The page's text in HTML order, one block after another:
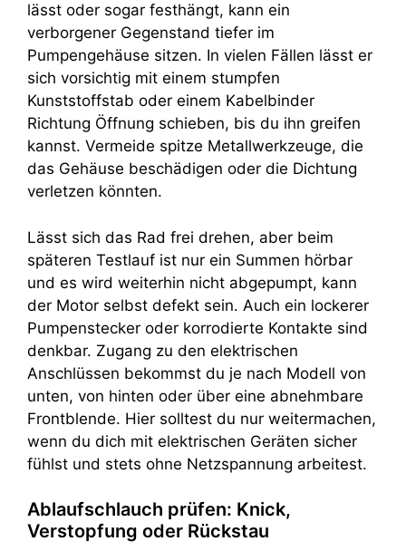
lässt oder sogar festhängt, kann ein
verborgener Gegenstand tiefer im
Pumpengehäuse sitzen. In vielen Fällen lässt er
sich vorsichtig mit einem stumpfen
Kunststoffstab oder einem Kabelbinder
Richtung Öffnung schieben, bis du ihn greifen
kannst. Vermeide spitze Metallwerkzeuge, die
das Gehäuse beschädigen oder die Dichtung
verletzen könnten.
Lässt sich das Rad frei drehen, aber beim
späteren Testlauf ist nur ein Summen hörbar
und es wird weiterhin nicht abgepumpt, kann
der Motor selbst defekt sein. Auch ein lockerer
Pumpenstecker oder korrodierte Kontakte sind
denkbar. Zugang zu den elektrischen
Anschlüssen bekommst du je nach Modell von
unten, von hinten oder über eine abnehmbare
Frontblende. Hier solltest du nur weitermachen,
wenn du dich mit elektrischen Geräten sicher
fühlst und stets ohne Netzspannung arbeitest.
Ablaufschlauch prüfen: Knick,
Verstopfung oder Rückstau